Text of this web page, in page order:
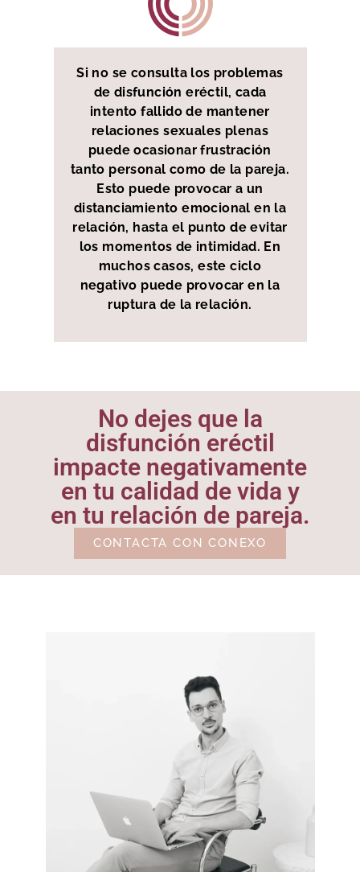
Si no se consulta los problemas
de disfunción eréctil, cada
intento fallido de mantener
relaciones sexuales plenas
puede ocasionar frustración
tanto personal como de la pareja.
Esto puede provocar a un
distanciamiento emocional en la
relación, hasta el punto de evitar
los momentos de intimidad. En
muchos casos, este ciclo
negativo puede provocar en la
ruptura de la relación.
No dejes que la
disfunción eréctil
impacte negativamente
en tu calidad de vida y
en tu relación de pareja.
CONTACTA CON CONEXO